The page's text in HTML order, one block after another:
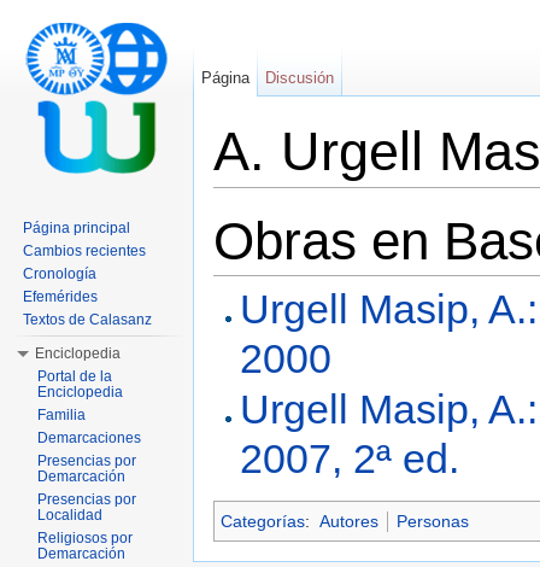
A. Urgell
Obras en
Urgell Masip,
2000
Urgell Masip,
2007, 2ª ed.
Categorías: Autores Personas
Página Discusión
Página principal
Cambios recientes
Cronología
Efemérides
Textos de Calasanz
Enciclopedia
Portal de la
Enciclopedia
Familia
Demarcaciones
Presencias por
Demarcación
Presencias por
Localidad
Religiosos por
Demarcación